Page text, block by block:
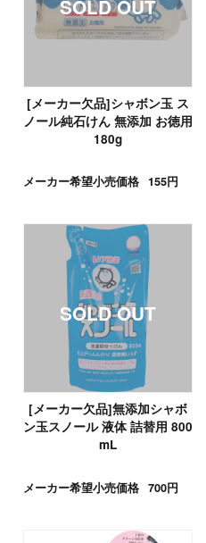
[メーカー欠品]シャボン玉 ス
ノール純石けん 無添加 お徳用
180g
メーカー希望小売価格 155円
[メーカー欠品]無添加シャボ
ン玉スノール 液体 詰替用 800
mL
メーカー希望小売価格 700円